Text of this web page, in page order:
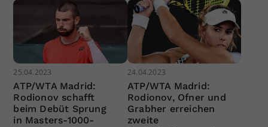
25.04.2023
ATP/WTA Madrid:
Rodionov schafft
beim Debüt Sprung
in Masters-1000-
24.04.2023
ATP/WTA Madrid:
Rodionov, Ofner und
Grabher erreichen
zweite